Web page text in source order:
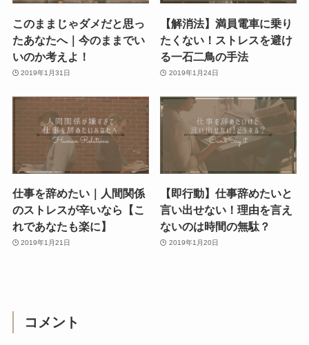
このままじゃダメだと思っ
たあなたへ｜今のままでい
いのか考えよ！
2019年1月31日
【解消法】満員電車に乗り
たくない！ストレスを避け
る一石二鳥の手法
2019年1月24日
仕事を辞めたい｜人間関係
のストレスが辛いなら【こ
れであなたも楽に】
2019年1月21日
【即行動】仕事辞めたいと
言い出せない！理由を言え
ないのは時間の無駄？
2019年1月20日
コメント